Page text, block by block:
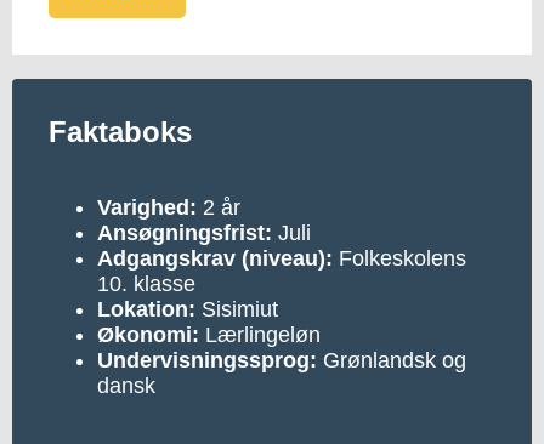
Faktaboks
Varighed: 2 år
Ansøgningsfrist: Juli
Adgangskrav (niveau): Folkeskolens
10. klasse
Lokation: Sisimiut
Økonomi: Lærlingeløn
Undervisningssprog: Grønlandsk og
dansk